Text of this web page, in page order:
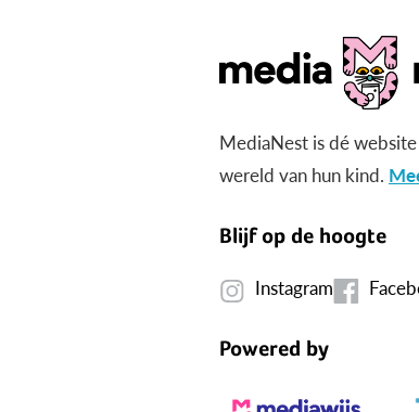
MediaNest is dé
wereld van hun kind.
Blijf op de hoogte
Instagram
Powered by